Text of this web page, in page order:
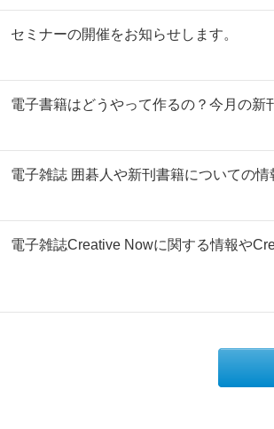
セミナーの開催をお知らせします。
電子書籍はどうやって作るの？今月の新
電子雑誌 囲碁人や新刊書籍についての情
電子雑誌Creative Nowに関する情報や